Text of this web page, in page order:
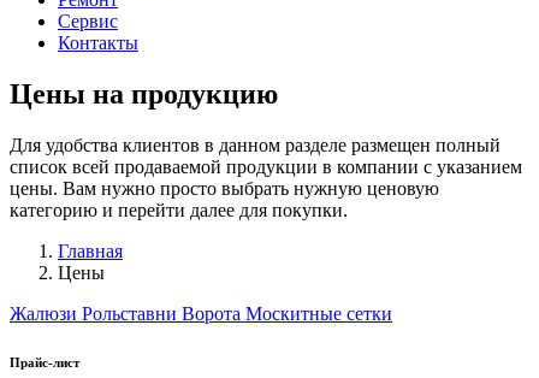
Сервис
Контакты
Цены на продукцию
Для удобства клиентов в данном разделе размещен полный
список всей продаваемой продукции в компании с указанием
цены. Вам нужно просто выбрать нужную ценовую
категорию и перейти далее для покупки.
Главная
Цены
Жалюзи Рольставни Ворота Москитные сетки
Прайс-лист